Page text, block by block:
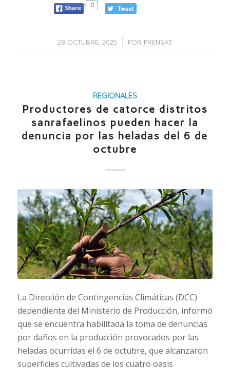
0
28 OCTUBRE, 2025
/ POR PRENSA3
REGIONALES
Productores de catorce distritos
sanrafaelinos pueden hacer la
denuncia por las heladas del 6 de
octubre
La Dirección de Contingencias Climáticas (DCC)
dependiente del Ministerio de Producción, informó
que se encuentra habilitada la toma de denuncias
por daños en la producción provocados por las
heladas ocurridas el 6 de octubre, que alcanzaron
superficies cultivadas de los cuatro oasis